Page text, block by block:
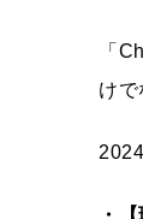
「
けで
・